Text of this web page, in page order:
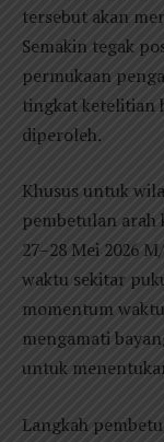
tersebut akan
Semakin tegak
permukaan
tingkat ketelitian
diperoleh.
Khusus untuk
pembetulan arah
27–28 Mei 2026
waktu sekitar
momentum
mengamati
untuk
Langkah